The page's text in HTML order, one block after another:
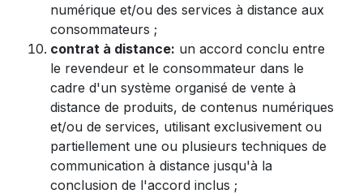
numérique et/ou des services à distance aux
consommateurs ;
contrat à distance: un accord conclu entre
le revendeur et le consommateur dans le
cadre d'un système organisé de vente à
distance de produits, de contenus numériques
et/ou de services, utilisant exclusivement ou
partiellement une ou plusieurs techniques de
communication à distance jusqu'à la
conclusion de l'accord inclus ;